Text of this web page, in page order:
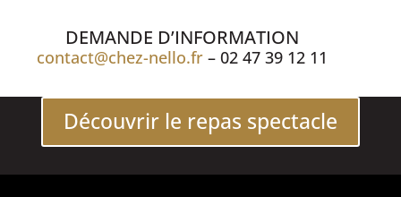
DEMANDE D’INFORMATION
contact@chez-nello.fr – 02 47 39 12 11
Découvrir le repas spectacle